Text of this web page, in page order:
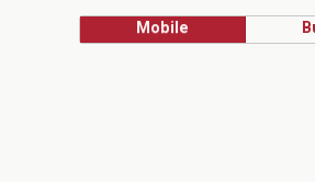
Mobile